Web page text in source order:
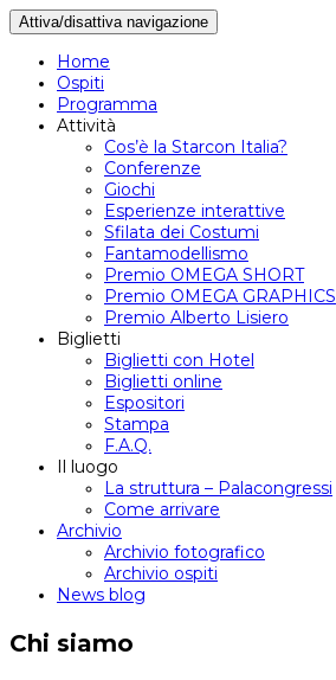
Attiva/disattiva navigazione
Home
Ospiti
Programma
Attività
Cos’è la Starcon Italia?
Conferenze
Giochi
Esperienze interattive
Sfilata dei Costumi
Fantamodellismo
Premio OMEGA SHORT
Premio OMEGA GRAPHICS
Premio Alberto Lisiero
Biglietti
Biglietti con Hotel
Biglietti online
Espositori
Stampa
F.A.Q.
Il luogo
La struttura – Palacongressi
Come arrivare
Archivio
Archivio fotografico
Archivio ospiti
News blog
Chi siamo